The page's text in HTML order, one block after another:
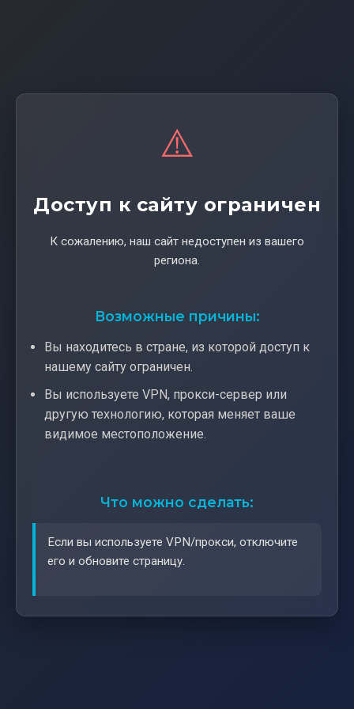
⚠️
Доступ к сайту ограничен
К сожалению, наш сайт недоступен из вашего
региона.
Возможные причины:
Вы находитесь в стране, из которой доступ к
нашему сайту ограничен.
Вы используете VPN, прокси-сервер или
другую технологию, которая меняет ваше
видимое местоположение.
Что можно сделать:
Если вы используете VPN/прокси, отключите
его и обновите страницу.